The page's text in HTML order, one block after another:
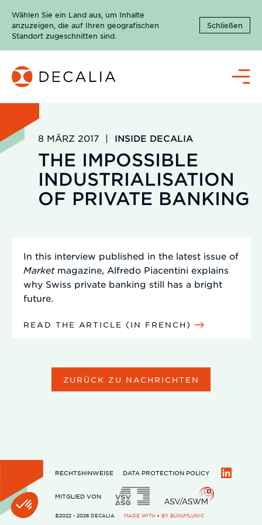
Inhalt
springen
Wählen Sie ein Land aus, um Inhalte
anzuzeigen, die auf Ihren geografischen
Standort zugeschnitten sind.
Schließen
Menü
8 MÄRZ 2017 | INSIDE DECALIA
THE IMPOSSIBLE
INDUSTRIALISATION
OF PRIVATE BANKING
In this interview published in the latest issue of
Marketmagazine, Alfredo Piacentini explains
why Swiss private banking still has a bright
future.
READ THE ARTICLE (IN FRENCH)
ZURÜCK ZU NACHRICHTEN
RECHTSHINWEISE
DATA PROTECTION POLICY
MITGLIED VON
©2022 - 2026 DECALIA MADE WITH ♥ BY BUXUMLUNIC